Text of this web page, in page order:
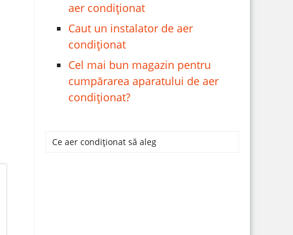
aer condiționat
Caut un instalator de aer
condiționat
Cel mai bun magazin pentru
cumpărarea aparatului de aer
condiționat?
Ce aer condiționat să aleg